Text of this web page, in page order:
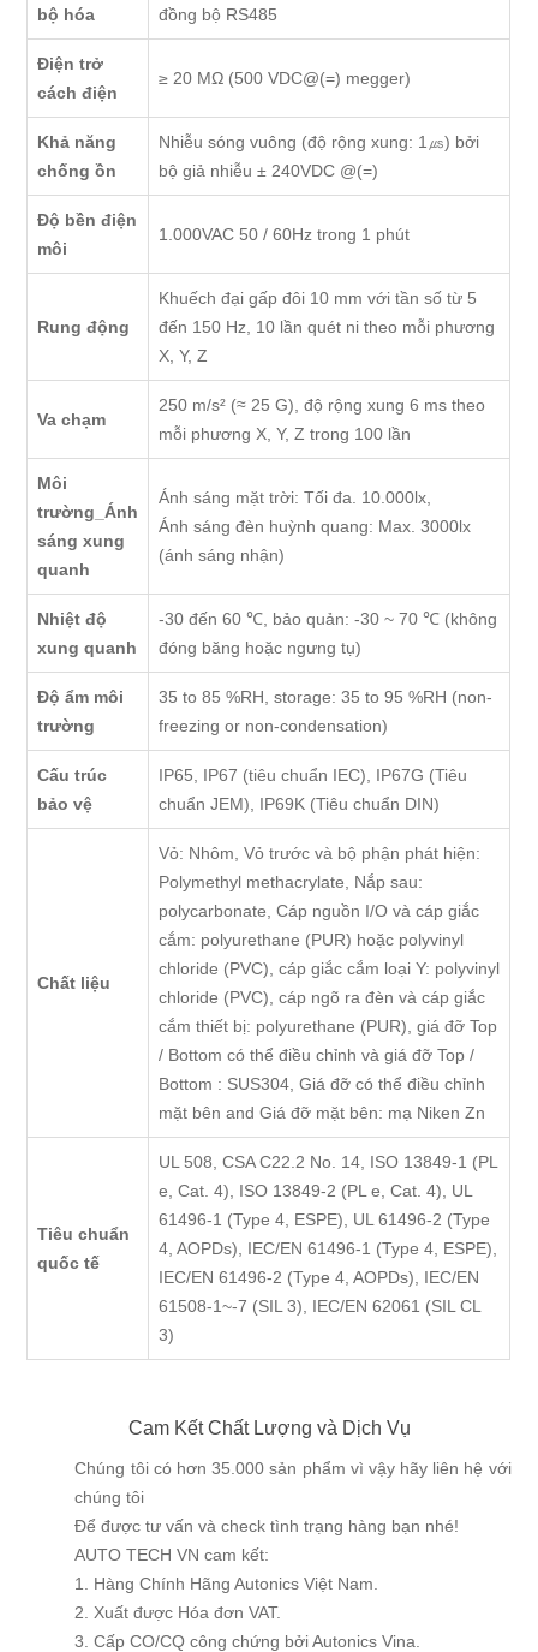
bộ hóa đồng bộ RS485
Điện trở
cách điện
≥ 20 MΩ (500 VDC@(=) megger)
Khả năng
chống ồn
Nhiễu sóng vuông (độ rộng xung: 1㎲) bởi
bộ giả nhiễu ± 240VDC @(=)
Độ bền điện
môi
1.000VAC 50 / 60Hz trong 1 phút
Rung động
Khuếch đại gấp đôi 10 mm với tần số từ 5
đến 150 Hz, 10 lần quét ni theo mỗi phương
X, Y, Z
Va chạm
250 m/s² (≈ 25 G), độ rộng xung 6 ms theo
mỗi phương X, Y, Z trong 100 lần
Môi
trường_Ánh
sáng xung
quanh
Ánh sáng mặt trời: Tối đa. 10.000lx,
Ánh sáng đèn huỳnh quang: Max. 3000lx
(ánh sáng nhận)
Nhiệt độ
xung quanh
-30 đến 60 ℃, bảo quản: -30 ~ 70 ℃ (không
đóng băng hoặc ngưng tụ)
Độ ẩm môi
trường
35 to 85 %RH, storage: 35 to 95 %RH (non-
freezing or non-condensation)
Cấu trúc
bảo vệ
IP65, IP67 (tiêu chuẩn IEC), IP67G (Tiêu
chuẩn JEM), IP69K (Tiêu chuẩn DIN)
Chất liệu
Vỏ: Nhôm, Vỏ trước và bộ phận phát hiện:
Polymethyl methacrylate, Nắp sau:
polycarbonate, Cáp nguồn I/O và cáp giắc
cắm: polyurethane (PUR) hoặc polyvinyl
chloride (PVC), cáp giắc cắm loại Y: polyvinyl
chloride (PVC), cáp ngõ ra đèn và cáp giắc
cắm thiết bị: polyurethane (PUR), giá đỡ Top
/ Bottom có thể điều chỉnh và giá đỡ Top /
Bottom : SUS304, Giá đỡ có thể điều chỉnh
mặt bên and Giá đỡ mặt bên: mạ Niken Zn
Tiêu chuẩn
quốc tế
UL 508, CSA C22.2 No. 14, ISO 13849-1 (PL
e, Cat. 4), ISO 13849-2 (PL e, Cat. 4), UL
61496-1 (Type 4, ESPE), UL 61496-2 (Type
4, AOPDs), IEC/EN 61496-1 (Type 4, ESPE),
IEC/EN 61496-2 (Type 4, AOPDs), IEC/EN
61508-1~-7 (SIL 3), IEC/EN 62061 (SIL CL
3)
Cam Kết Chất Lượng và Dịch Vụ
Chúng tôi có hơn 35.000 sản phẩm vì vậy hãy liên hệ với
chúng tôi
Để được tư vấn và check tình trạng hàng bạn nhé!
AUTO TECH VN cam kết:
1. Hàng Chính Hãng Autonics Việt Nam.
2. Xuất được Hóa đơn VAT.
3. Cấp CO/CQ công chứng bởi Autonics Vina.